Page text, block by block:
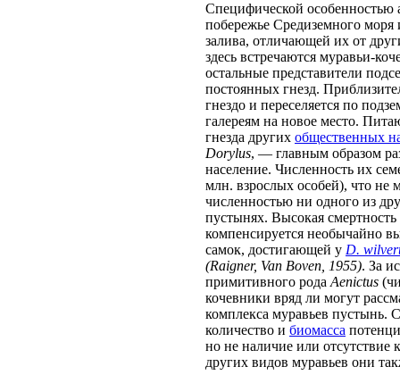
Специфической
побережье Средиземного
залива, отличающей их от
здесь встречаются муравьи-
остальные представители
постоянных гнезд.
гнездо и переселяется по
галереям на новое место.
гнезда других общественных
Dorylus, — главным образом
население. Численность их
млн. взрослых особей), что не
численностью ни одного из
пустынях. Высокая смертность
компенсируется необычайно
самок, достигающей у D.
(Raigner, Van Boven, 1955). За
примитивного родаAenictus
кочевники вряд ли могут
комплекса муравьев пустынь.
количество и биомасса
но не наличие или отсутствие
других видов муравьев они